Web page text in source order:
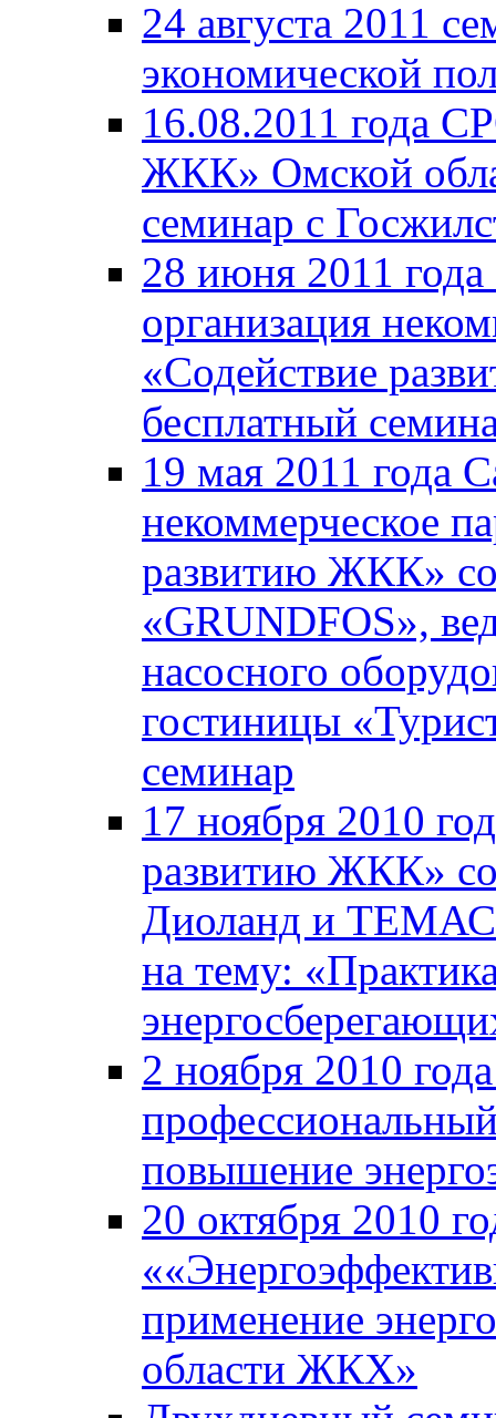
24 августа 2011
экономической
16.08.2011 года
ЖКК» Омской
семинар с
28 июня 2011
организация
«Содействие
бесплатный
19 мая 2011 года
некоммерческое
развитию ЖКК»
«GRUNDFOS»,
насосного
гостиницы
семинар
17 ноября 2010
развитию ЖКК»
Диоланд и ТЕМАС
на тему:
2 ноября 2010
повышение
20 октября 2010
применение
области ЖКХ»